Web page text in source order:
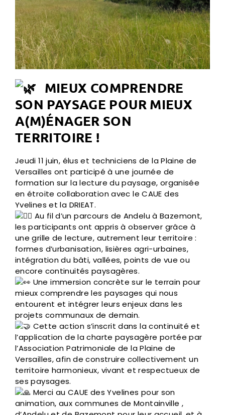
MIEUX COMPRENDRE
SON PAYSAGE POUR MIEUX
A(M)ÉNAGER SON
TERRITOIRE !
Jeudi 11 juin, élus et techniciens de la Plaine de
Versailles ont participé à une journée de
formation sur la lecture du paysage, organisée
en étroite collaboration avec le CAUE des
Yvelines et la DRIEAT.
Au fil d’un parcours de Andelu à Bazemont,
les participants ont appris à observer grâce à
une grille de lecture, autrement leur territoire :
formes d’urbanisation, lisières agri-urbaines,
intégration du bâti, vallées, points de vue ou
encore continuités paysagères.
Une immersion concrète sur le terrain pour
mieux comprendre les paysages qui nous
entourent et intégrer leurs enjeux dans les
projets communaux de demain.
Cette action s’inscrit dans la continuité et
l’application de la charte paysagère portée par
l’Association Patrimoniale de la Plaine de
Versailles, afin de construire collectivement un
territoire harmonieux, vivant et respectueux de
ses paysages.
Merci au CAUE des Yvelines pour son
animation, aux communes de Montainville ,